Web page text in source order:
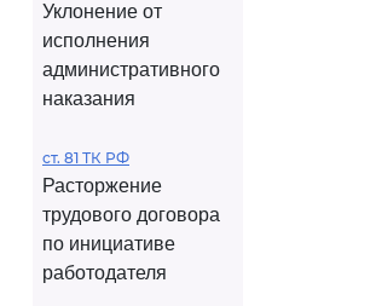
Уклонение от
исполнения
административного
наказания
ст. 81 ТК РФ
Расторжение
трудового договора
по инициативе
работодателя